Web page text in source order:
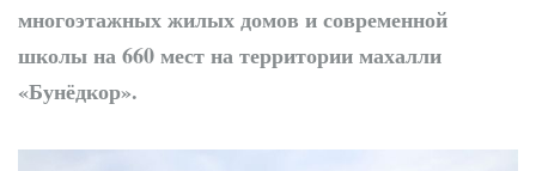
многоэтажных жилых домов и современной
школы на 660 мест на территории махалли
«Бунёдкор».